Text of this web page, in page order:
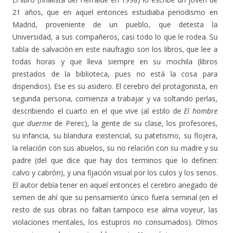
21 años, que en aquel entonces estudiaba periodismo en
Madrid, proveniente de un pueblo, que detesta la
Universidad, a sus compañeros, casi todo lo que le rodea. Su
tabla de salvación en este naufragio son los libros, que lee a
todas horas y que lleva siempre en su mochila (libros
prestados de la biblioteca, pues no está la cosa para
dispendios). Ese es su asidero. El cerebro del protagonista, en
segunda persona, comienza a trabajar y va soltando perlas,
describiendo el cuarto en el que vive (al estilo deEl hombre
que duermede Perec), la gente de su clase, los profesores,
su infancia, su blandura existencial, su patetismo, su flojera,
la relación con sus abuelos, su no relación con su madre y su
padre (del que dice que hay dos terminos que lo definen:
calvo y cabrón), y una fijación visual por los culos y los senos.
El autor debía tener en aquel entonces el cerebro anegado de
semen de ahí que su pensamiento único fuera seminal (en el
resto de sus obras no faltan tampoco ese alma voyeur, las
violaciones mentales, los estupros no consumados). Olmos